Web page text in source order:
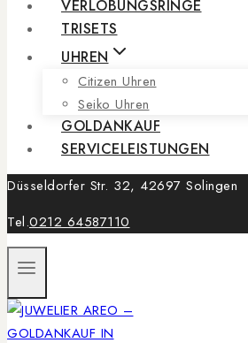
VERLOBUNGSRINGE
TRISETS
UHREN
Citizen Uhren
Seiko Uhren
GOLDANKAUF
SERVICELEISTUNGEN
Düsseldorfer Str. 32, 42697 Solingen
Tel.0212 64587110